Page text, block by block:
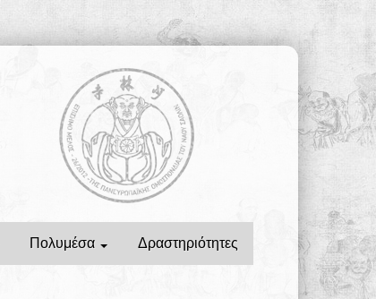
Πολυμέσα Δραστηριότητες